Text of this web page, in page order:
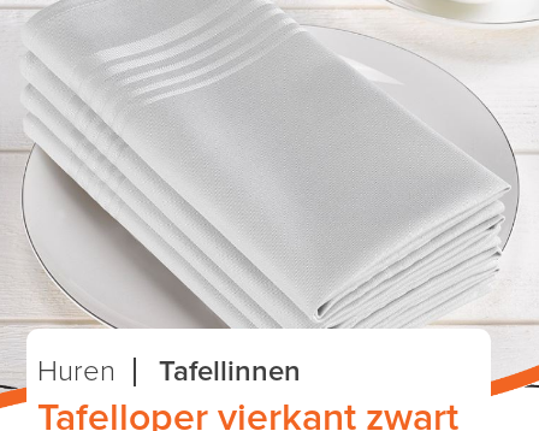
Huren Tafellinnen
Tafelloper vierkant zwart